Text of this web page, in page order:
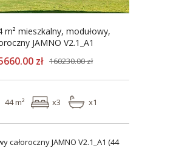
m² mieszkalny, modułowy,
JAMNO V2.1_A1
zł 160230.00 zł
44 m² x3 x1
całoroczny JAMNO V2.1_A1 (44